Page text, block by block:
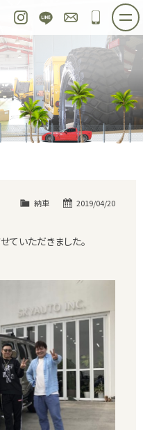
Instagram
LINE お問い合わせ
048-
ご購入プラン
買取＆オーダー
会社概要
公式ブログ
2019/04/20
納車
いただきました。